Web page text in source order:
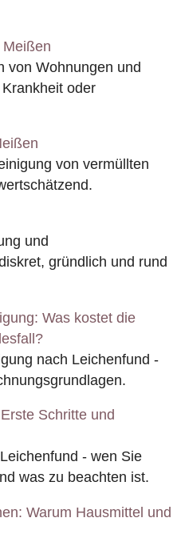
von Wohnungen und
oder
von vermüllten
und
gründlich und rund
Was kostet die
nach Leichenfund -
Schritte und
- wen Sie
was zu beachten ist.
Warum Hausmittel und